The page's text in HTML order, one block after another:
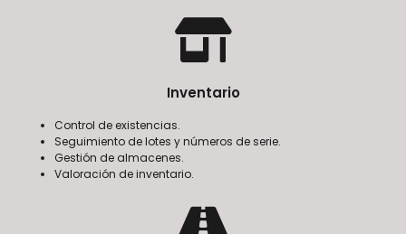
Inventario
Control de existencias.
Seguimiento de lotes y números de serie.
Gestión de almacenes.
Valoración de inventario.